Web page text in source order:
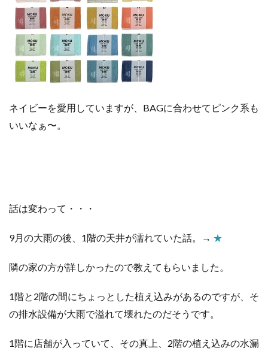
ネイビーを愛用していますが、BAGに合わせてピンク系も
いいなぁ〜。
話は変わって・・・
9月の大雨の後、1階の天井が濡れていた話。→ ★
隣の家の方が詳しかったので教えてもらいました。
1階と2階の間にちょっとした植え込みがあるのですが、 そ
の排水設備が大雨で溢れて壊れたのだそうです。
1階に店舗が入っていて、その真上、2階の植え込みの水漏